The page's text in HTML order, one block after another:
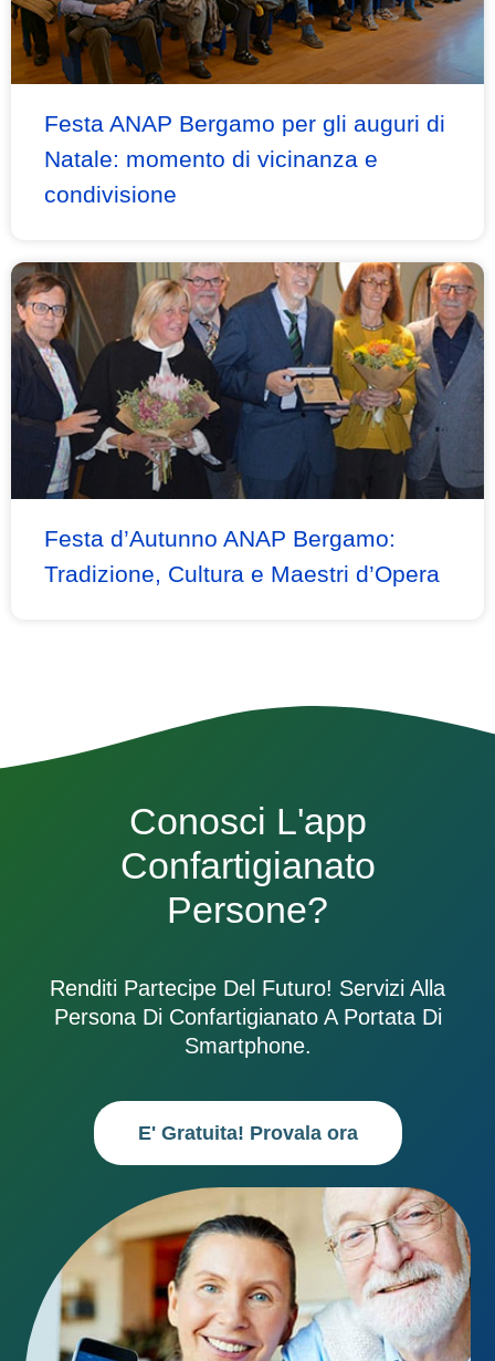
Festa ANAP Bergamo per gli auguri di
Natale: momento di vicinanza e
condivisione
Festa d’Autunno ANAP Bergamo:
Tradizione, Cultura e Maestri d’Opera
Conosci L'app
Confartigianato
Persone?
Renditi Partecipe Del Futuro! Servizi Alla
Persona Di Confartigianato A Portata Di
Smartphone.
E' Gratuita! Provala ora